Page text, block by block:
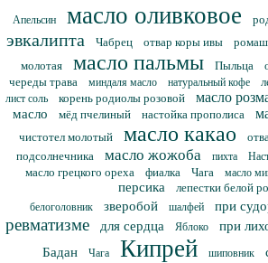
Апельсин масло оливковое
эвкалипта
Чабрец отвар коры ивы
молотая
масло пальмы Пыльца
череды трава
миндаля масло натуральный кофе
лист соль
корень родиолы розовой масло
масло
мёд пчелиный настойка прополиса
чистотел молотый масло какао
подсолнечника
масло жожоба пихта
масло грецкого ореха фиалка Чага масло
персика
лепестки белой
белоголовник зверобой шалфей при
ревматизме
для сердца Яблоко при
Бадан Чага Кипрей шиповник